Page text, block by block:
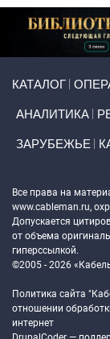
КАТАЛОГ
АНАЛИТИКА
ЗАРУБЕЖЬЕ
Все права на
www.cableman.ru,
Допускается
от объема
гиперссылкой.
©2005 - 2026
Политика сайта
отношении
интернет